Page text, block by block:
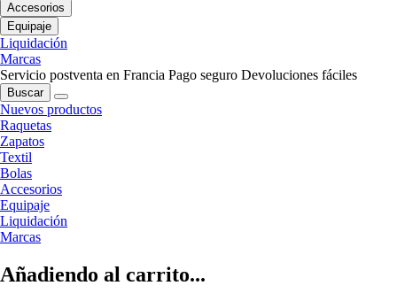
Accesorios
Equipaje
Liquidación
Marcas
Servicio postventa en Francia Pago seguro Devoluciones fáciles
Buscar
Nuevos productos
Raquetas
Zapatos
Textil
Bolas
Accesorios
Equipaje
Liquidación
Marcas
Añadiendo al carrito...